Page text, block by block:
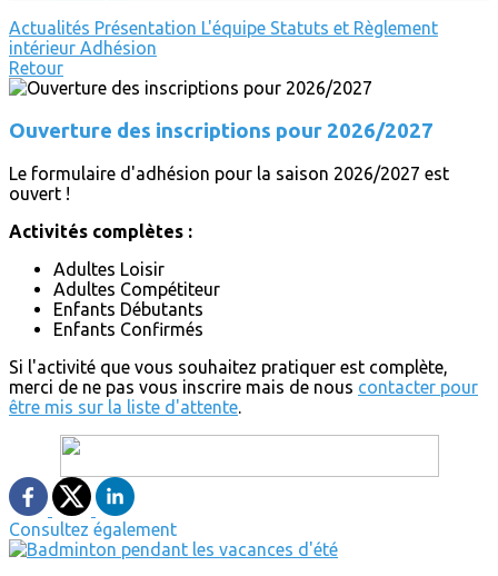
Actualités Présentation L'équipe Statuts et Règlement
intérieur Adhésion
Retour
Ouverture des inscriptions pour 2026/2027
Le formulaire d'adhésion pour la saison 2026/2027 est
ouvert !
Activités complètes :
Adultes Loisir
Adultes Compétiteur
Enfants Débutants
Enfants Confirmés
Si l'activité que vous souhaitez pratiquer est complète,
merci de ne pas vous inscrire mais de nous contacter pour
être mis sur la liste d'attente.
Consultez également